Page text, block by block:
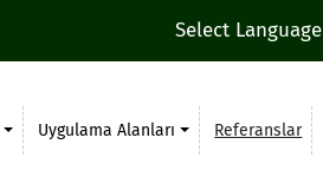
Select Language
Uygulama Alanları Referanslar